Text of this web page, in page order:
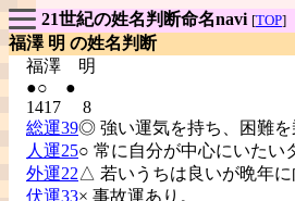
21世紀の姓名判断命名navi [TOP]
福澤 明 の姓名判断
福澤 明
●○ ●
1417 8
総運39◎ 強い運気を持ち、困難を
人運25○ 常に自分が中心にいたい
外運22△ 若いうちは良いが晩年に
伏運33× 事故運あり。